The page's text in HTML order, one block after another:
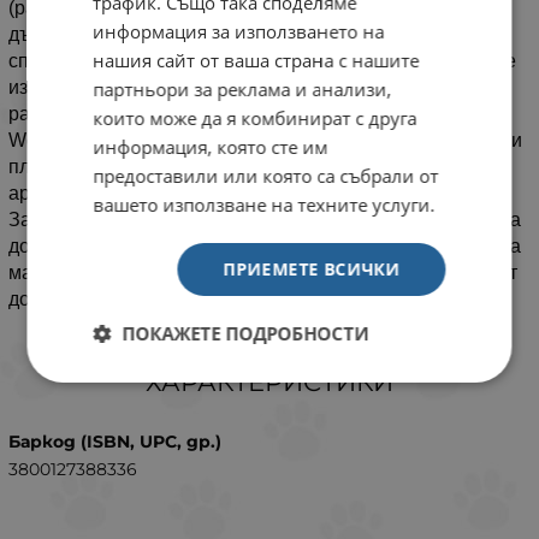
(растителни смоли), повишен контрол на миризмите,
дълготрайна. Тя е с лека и мека структура и има
способността веднага да става на бучки. Произвежда се
изцяло от възобновяеми източници – царевица и
растителни материали, отглеждани във ферми.
World's Best Cat Litter е безопасна за животните, хората и
планетата! Тя е без синтетични химикали, смоли и
ароматизатори.
Започнете да използвате натурална котешка тоалетна за
доброто на вашата котка и на природата. Вижте как една
малка торба котешка тоалетна може да промени вашият
дом.
ХАРАКТЕРИСТИКИ
Баркод (ISBN, UPC, др.)
3800127388336
информация за използването на
нашия сайт от ваша страна с нашите
партньори за реклама и анализи,
които може да я комбинират с друга
информация, която сте им
предоставили или която са събрали от
вашето използване на техните услуги.
ПРИЕМЕТЕ ВСИЧКИ
ПОКАЖЕТЕ ПОДРОБНОСТИ